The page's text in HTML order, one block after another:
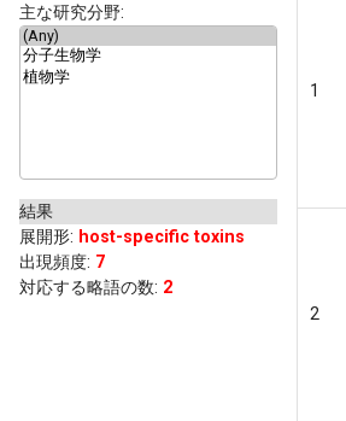
主な研究分野:
結果
展開形: host-specific toxins
出現頻度: 7
対応する略語の数: 2
1
2